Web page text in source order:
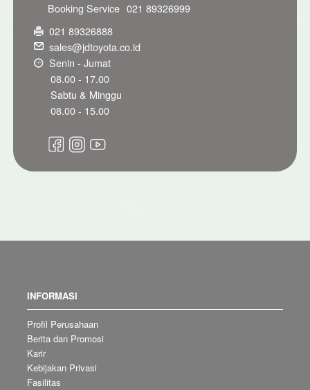
Booking Service 021 89326999
021 89326888
sales@jdtoyota.co.id
Senin - Jumat
08.00 - 17.00
Sabtu & Minggu
08.00 - 15.00
INFORMASI
Profil Perusahaan
Berita dan Promosi
Karir
Kebijakan Privasi
Fasilitas